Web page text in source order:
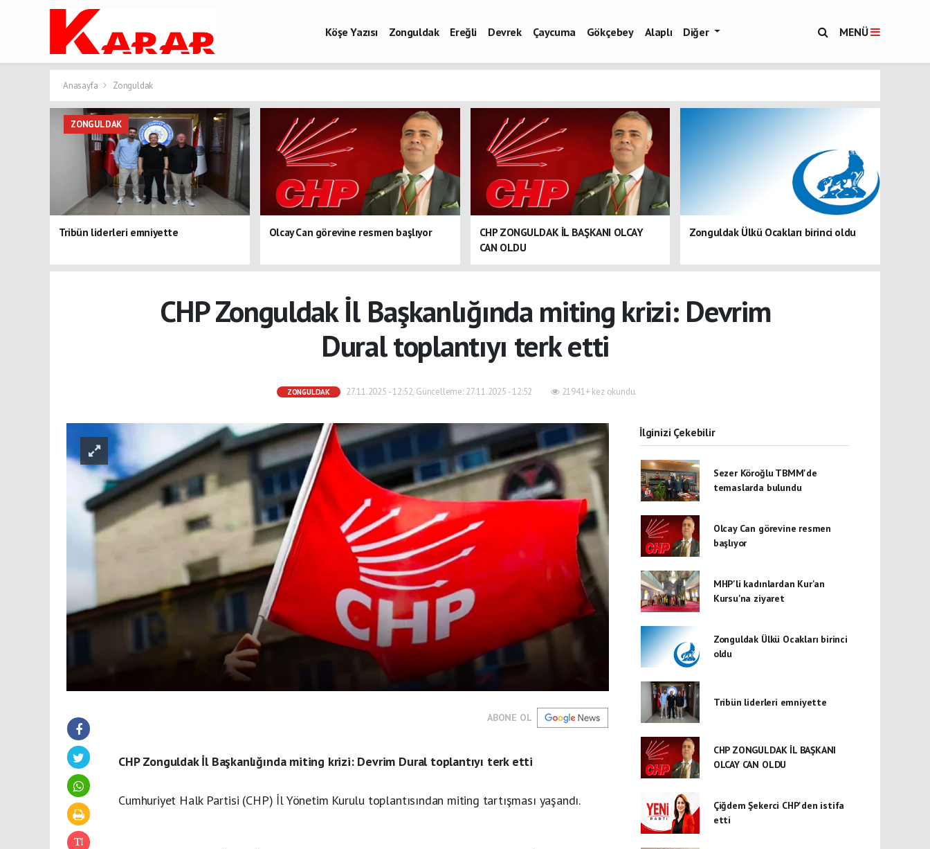
Köşe Yazısı Zonguldak Ereğli Devrek Çaycuma Gökçebey Alaplı Diğer MENÜ
Anasayfa Zonguldak
ZONGULDAK
Tribün liderleri emniyette Olcay Can görevine resmen başlıyor
CHP ZONGULDAK İL BAŞKANI OLCAY
CAN OLDU
Zonguldak Ülkü Ocakları birinci oldu
CHP Zonguldak İl Başkanlığında miting krizi: Devrim
Dural toplantıyı terk etti
ZONGULDAK 27.11.2025 - 12:52, Güncelleme: 27.11.2025 - 12:52 21941+ kez okundu.
ABONE OL
CHP Zonguldak İl Başkanlığında miting krizi: Devrim Dural toplantıyı terk etti
Cumhuriyet Halk Partisi (CHP) İl Yönetim Kurulu toplantısından miting tartışması yaşandı.
İlginizi Çekebilir
Sezer Köroğlu TBMM'de
temaslarda bulundu
Olcay Can görevine resmen
başlıyor
MHP'li kadınlardan Kur'an
Kursu'na ziyaret
Zonguldak Ülkü Ocakları birinci
oldu
Tribün liderleri emniyette
CHP ZONGULDAK İL BAŞKANI
OLCAY CAN OLDU
Çiğdem Şekerci CHP'den istifa
etti